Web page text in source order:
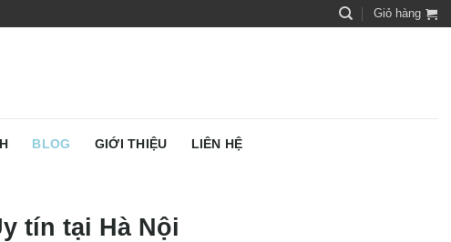
Giỏ hàng
BLOG GIỚI THIỆU LIÊN HỆ
tín tại Hà Nội